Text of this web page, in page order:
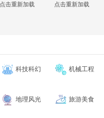
点击重新加载 点击重新加载
科技科幻 机械工程
地理风光 旅游美食